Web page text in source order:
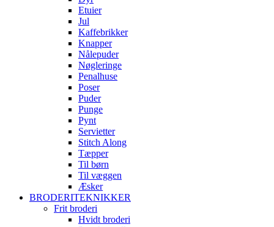
Etuier
Jul
Kaffebrikker
Knapper
Nålepuder
Nøgleringe
Penalhuse
Poser
Puder
Punge
Pynt
Servietter
Stitch Along
Tæpper
Til børn
Til væggen
Æsker
BRODERITEKNIKKER
Frit broderi
Hvidt broderi